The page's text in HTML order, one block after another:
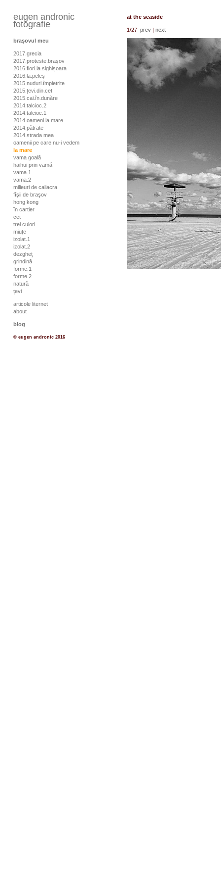
eugen andronic
fotografie
braşovul meu
2017.grecia
2017.proteste.brașov
2016.flori.la.sighișoara
2016.la.peleș
2015.nuduri.împietrite
2015.țevi.din.cet
2015.cai.în.dunăre
2014.talcioc.2
2014.talcioc.1
2014.oameni la mare
2014.pătrate
2014.strada mea
oamenii pe care nu-i vedem
la mare
vama goală
haihui prin vamă
vama.1
vama.2
milieuri de caliacra
fîşii de braşov
hong kong
în cartier
cet
trei culori
miuţe
izolat.1
izolat.2
dezgheţ
grindină
forme.1
forme.2
natură
țevi
articole liternet
about
blog
© eugen andronic 2016
at the seaside
1/27 prev | next